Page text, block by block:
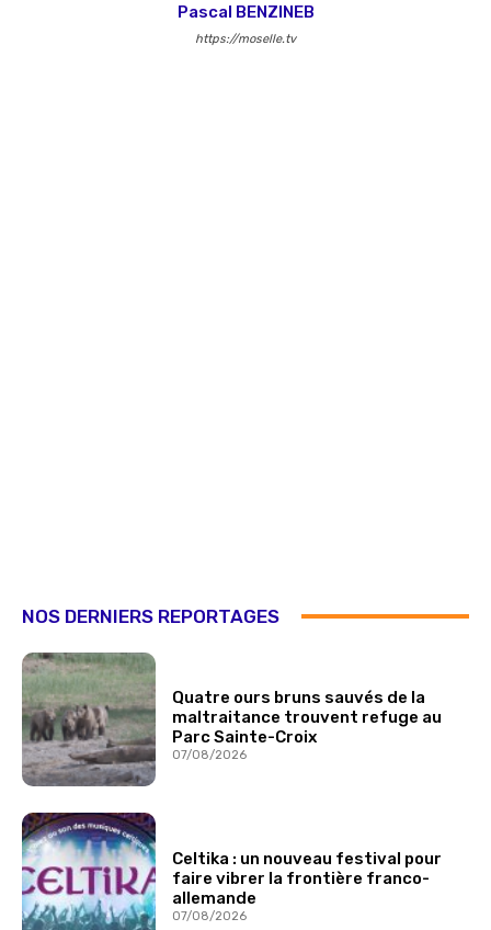
Pascal BENZINEB
https://moselle.tv
NOS DERNIERS REPORTAGES
Quatre ours bruns sauvés de la
maltraitance trouvent refuge au
Parc Sainte-Croix
07/08/2026
Celtika : un nouveau festival pour
faire vibrer la frontière franco-
allemande
07/08/2026